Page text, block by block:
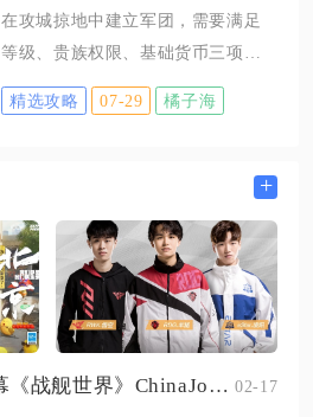
名蓝衣NPC，头顶悬浮问号标识，
便是趣问、曲问，靠近触发对话即
重伤装备压低其续航，多法师阵容
叠加两件魔抗装备即可大幅降低法
术伤害威胁。对局前期小件选择直
篷，这件装备能快速提供基础法术
防御，抵消沈梦溪、嬴政远距离持
续法术伤害，避免对线阶段频繁回
城
在攻城掠地中建立军团，需要满足
等级、贵族权限、基础货币三项硬
性门槛，完成界面创建流程并完善
基础设定后即可成型，后续依靠成
级与长期运营。想要解锁军团创建
级，等级未达标时主界面不会显示
军团功能图标，同时账号需要达到
贵族2档位，两项条件缺一不可，创
建操作还需要一次性消耗100元宝作
为创立费用，元宝可通过日常登
精选攻略 07-29 橘子海
+
最美舞见助力开幕《战舰世界》ChinaJoy首日精彩碰撞 02-17